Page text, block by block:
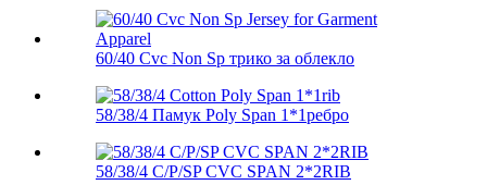
60/40 Cvc Non Sp трико за облекло
58/38/4 Памук Poly Span 1*1ребро
58/38/4 C/P/SP CVC SPAN 2*2RIB